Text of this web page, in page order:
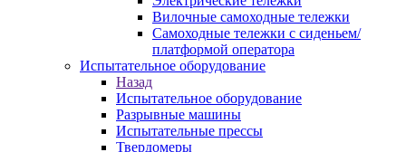
Вилочные самоходные тележки
Самоходные тележки с сиденьем/
платформой оператора
Испытательное оборудование
Назад
Испытательное оборудование
Разрывные машины
Испытательные прессы
Твердомеры